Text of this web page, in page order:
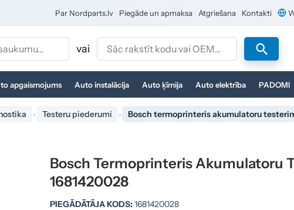
Par Nordparts.lv Piegāde un apmaksa Atgriešana Kontakti
vai
apgaismojums Auto instalācija Auto ķīmija Auto elektrība PADOMI
Testeru piederumi Bosch termoprinteris akumulatoru
Bosch Termoprinteris Akumulatoru
1681420028
PIEGĀDĀTĀJA KODS:1681420028